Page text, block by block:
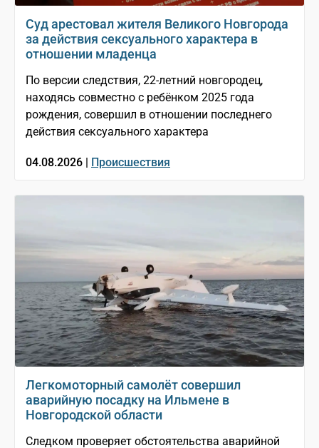
Суд арестовал жителя Великого Новгорода
за действия сексуального характера в
отношении младенца
По версии следствия, 22-летний новгородец,
находясь совместно с ребёнком 2025 года
рождения, совершил в отношении последнего
действия сексуального характера
04.08.2026 | Происшествия
Легкомоторный самолёт совершил
аварийную посадку на Ильмене в
Новгородской области
Следком проверяет обстоятельства аварийной